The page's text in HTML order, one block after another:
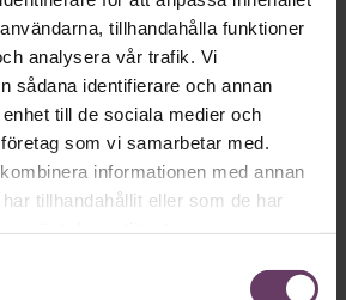
tillhandahålla funktioner
analysera vår trafik. Vi
sådana identifierare och annan
till de sociala medier och
som vi samarbetar med.
informationen med annan
tillhandahållit eller som de har
Sveriges ärkebiskop Antje Jackelén
som är helt och fullt människor
robotar”, säger hon i nya
som släpps idag.